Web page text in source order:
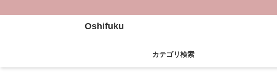
Oshifuku
カテゴリ検索